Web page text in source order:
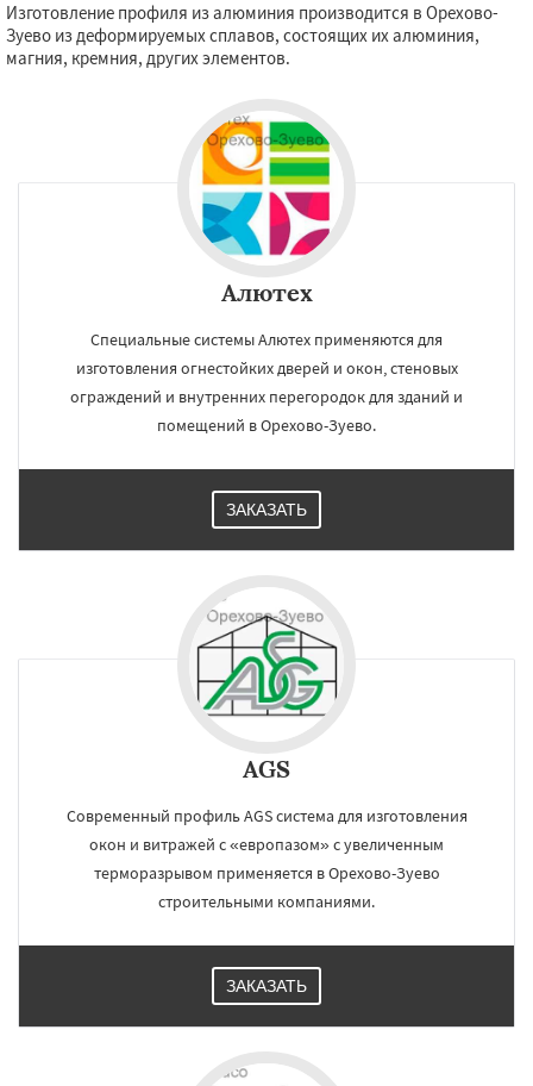
Изготовление профиля из алюминия производится в Орехово-
Зуево из деформируемых сплавов, состоящих их алюминия,
магния, кремния, других элементов.
Алютех
Специальные системы Алютех применяются для
изготовления огнестойких дверей и окон, стеновых
ограждений и внутренних перегородок для зданий и
помещений в Орехово-Зуево.
ЗАКАЗАТЬ
AGS
Современный профиль AGS система для изготовления
окон и витражей с «европазом» с увеличенным
терморазрывом применяется в Орехово-Зуево
строительными компаниями.
ЗАКАЗАТЬ